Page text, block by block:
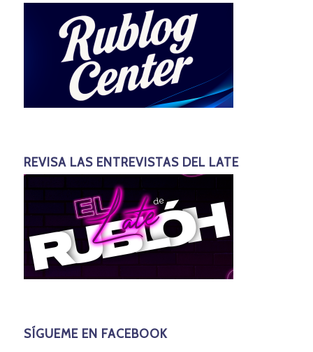
REVISA LAS ENTREVISTAS DEL LATE
SÍGUEME EN FACEBOOK